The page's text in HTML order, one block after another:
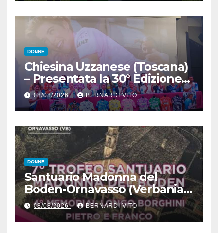
DONNE
Chiesina Uzzanese (Toscana)
– Presentata la 30° Edizione
del Giro della Toscana
Femminile : Si disputerà dal
27 al 30 Agosto 2026
08/08/2026 BERNARDI VITO
DONNE
Santuario Madonna del
Boden-Ornavasso (Verbania)
– Ciclismo Femminile : Sabato
8 Agosto il 7° Trofeo
Santuario Madonna del
08/08/2026 BERNARDI VITO